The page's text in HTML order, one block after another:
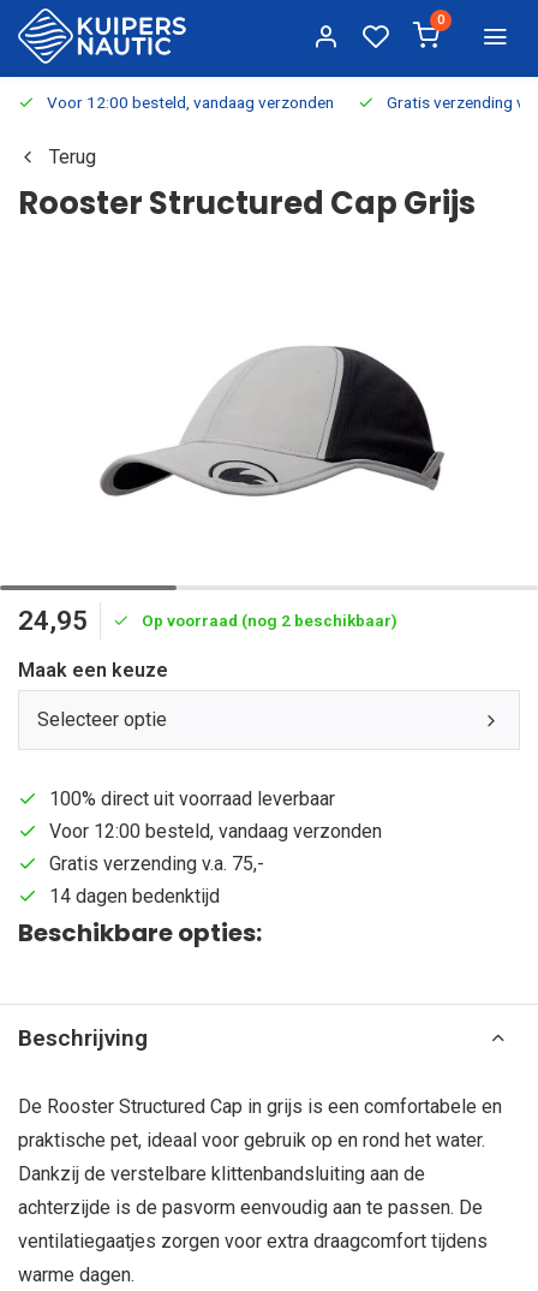
0
Voor 12:00 besteld, vandaag verzonden Gratis verzending
Terug
Rooster Structured Cap Grijs
24,95 Op voorraad (nog 2 beschikbaar)
Maak een keuze
Selecteer optie
100% direct uit voorraad leverbaar
Voor 12:00 besteld, vandaag verzonden
Gratis verzending v.a. 75,-
14 dagen bedenktijd
Beschikbare opties:
Beschrijving
De Rooster Structured Cap in grijs is een comfortabele en
praktische pet, ideaal voor gebruik op en rond het water.
Dankzij de verstelbare klittenbandsluiting aan de
achterzijde is de pasvorm eenvoudig aan te passen. De
ventilatiegaatjes zorgen voor extra draagcomfort tijdens
warme dagen.